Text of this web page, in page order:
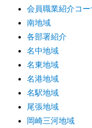
会員職業紹介コ
南地域
各部署紹介
名中地域
名東地域
名港地域
名駅地域
尾張地域
岡崎三河地域